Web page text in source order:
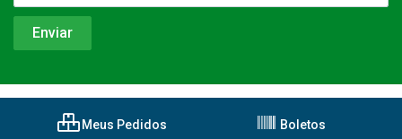
Meus Pedidos Boletos